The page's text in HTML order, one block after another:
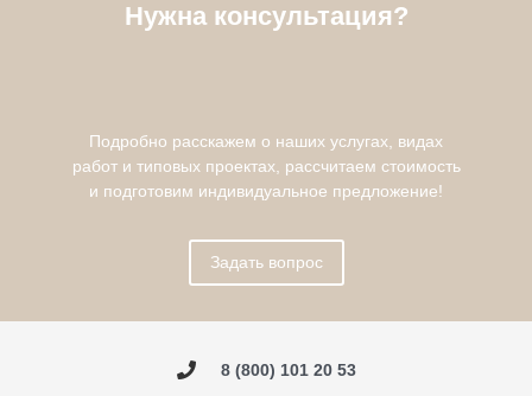
Нужна консультация?
Подробно расскажем о наших услугах, видах
работ и типовых проектах, рассчитаем стоимость
и подготовим индивидуальное предложение!
Задать вопрос
8 (800) 101 20 53